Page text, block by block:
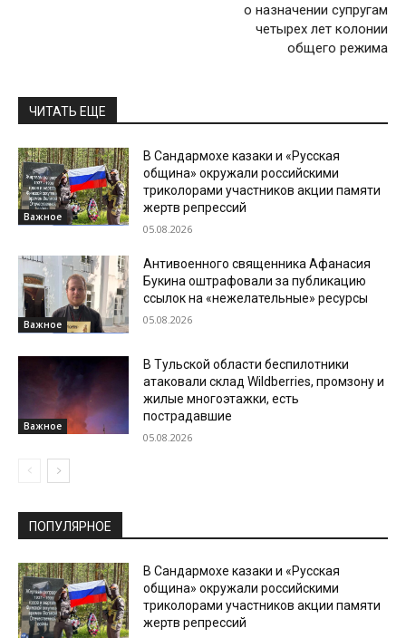
о назначении супругам
четырех лет колонии
общего режима
ЧИТАТЬ ЕЩЕ
Важное
В Сандармохе казаки и «Русская
община» окружали российскими
триколорами участников акции памяти
жертв репрессий
05.08.2026
Важное
Антивоенного священника Афанасия
Букина оштрафовали за публикацию
ссылок на «нежелательные» ресурсы
05.08.2026
Важное
В Тульской области беспилотники
атаковали склад Wildberries, промзону и
жилые многоэтажки, есть
пострадавшие
05.08.2026
ПОПУЛЯРНОЕ
В Сандармохе казаки и «Русская
община» окружали российскими
триколорами участников акции памяти
жертв репрессий